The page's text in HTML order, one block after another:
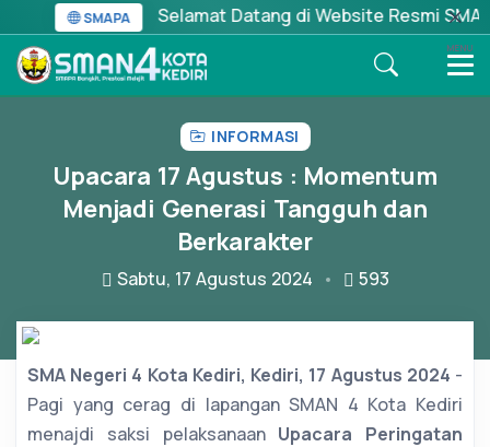
SMAPA Selamat Datang di Website Resmi SMA
MENU
INFORMASI
Upacara 17 Agustus : Momentum
Menjadi Generasi Tangguh dan
Berkarakter
Sabtu, 17 Agustus 2024 593
SMA Negeri 4 Kota Kediri, Kediri, 17 Agustus 2024 -
Pagi yang cerag di lapangan SMAN 4 Kota Kediri
menajdi saksi pelaksanaan Upacara Peringatan